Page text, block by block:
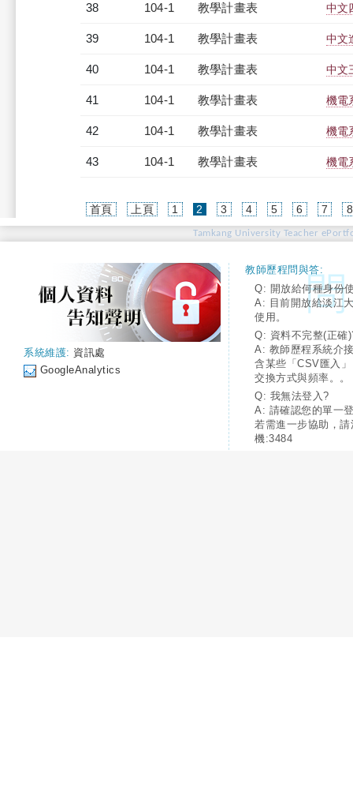
38 104-1 教學計畫表 中文
39 104-1 教學計畫表 中文
40 104-1 教學計畫表 中文
41 104-1 教學計畫表 機電
42 104-1 教學計畫表 機電
43 104-1 教學計畫表 機電
首頁 上頁 1 2 (current)
3 4 5 6 7 8
Tamkang University Teacher
系統維護: 資訊處
GoogleAnalytics
教師歷程問與答:
Q: 開放給何種身份
A: 目前開放給淡江
使用。
Q: 資料不完整(正確
A: 教師歷程系統介
含某些「CSV匯入
交換方式與頻率。。
Q: 我無法登入?
A: 請確認您的單一
若需進一步協助，
機:3484